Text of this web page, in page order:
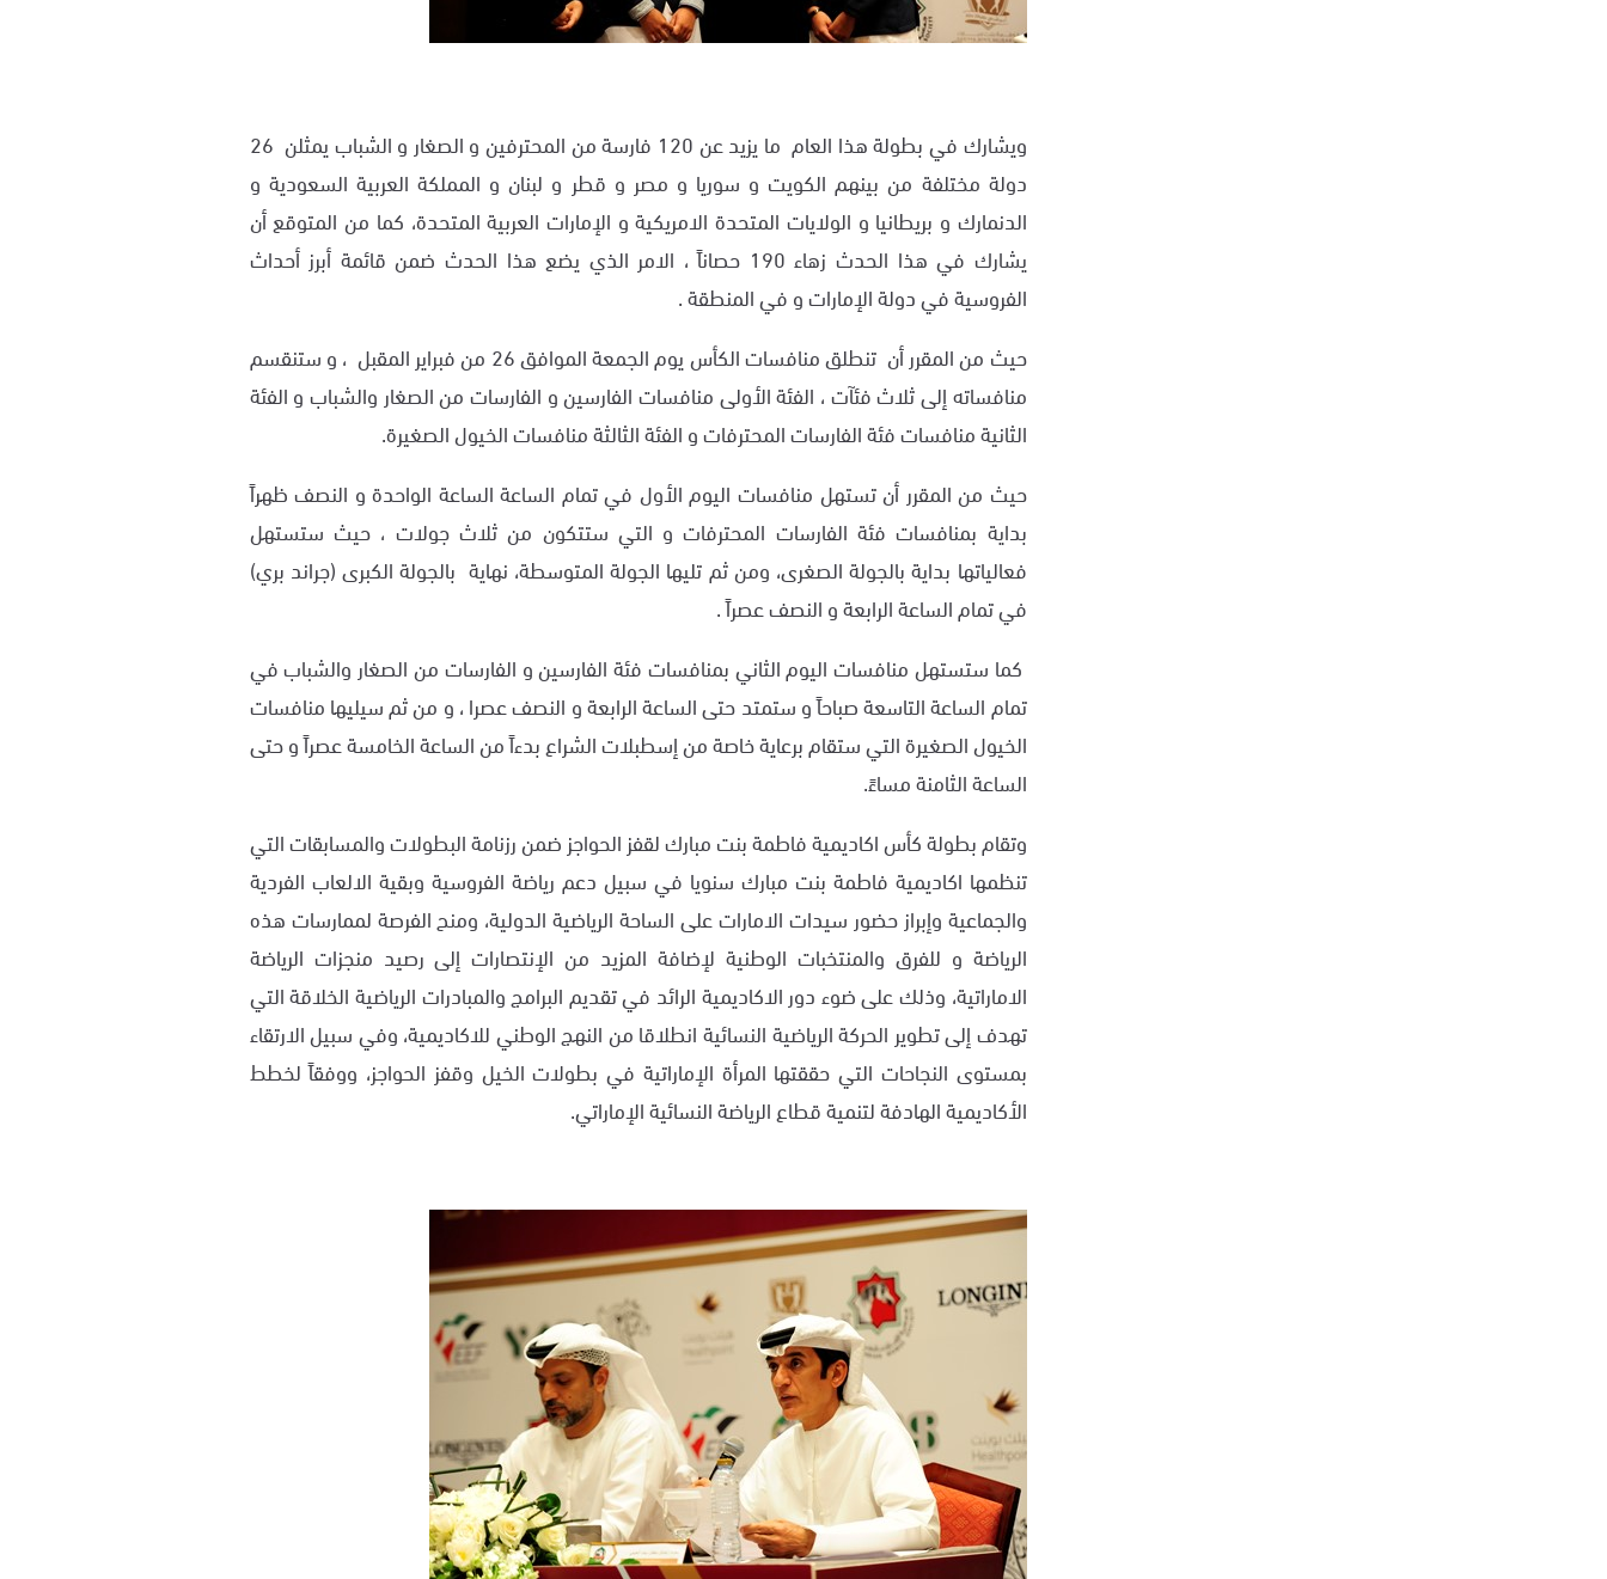
ويشارك في بطولة هذا العام ما يزيد عن 120 فارسة من المحترفين و الصغار و الشباب يمثلن 26
دولة مختلفة من بينهم الكويت و سوريا و مصر و قطر و لبنان و المملكة العربية السعودية و
الدنمارك و بريطانيا و الولايات المتحدة الامريكية و الإمارات العربية المتحدة، كما من المتوقع أن
يشارك في هذا الحدث زهاء 190 حصاناً ، الامر الذي يضع هذا الحدث ضمن قائمة أبرز أحداث
الفروسية في دولة الإمارات و في المنطقة .
حيث من المقرر أن تنطلق منافسات الكأس يوم الجمعة الموافق 26 من فبراير المقبل ، و ستنقسم
منافساته إلى ثلاث فئآت ، الفئة الأولى منافسات الفارسين و الفارسات من الصغار والشباب و الفئة
الثانية منافسات فئة الفارسات المحترفات و الفئة الثالثة منافسات الخيول الصغيرة.
حيث من المقرر أن تستهل منافسات اليوم الأول في تمام الساعة الساعة الواحدة و النصف ظهراً
بداية بمنافسات فئة الفارسات المحترفات و التي ستتكون من ثلاث جولات ، حيث ستستهل
فعالياتها بداية بالجولة الصغرى، ومن ثم تليها الجولة المتوسطة، نهاية بالجولة الكبرى (جراند بري)
في تمام الساعة الرابعة و النصف عصراً .
كما ستستهل منافسات اليوم الثاني بمنافسات فئة الفارسين و الفارسات من الصغار والشباب في
تمام الساعة التاسعة صباحاً و ستمتد حتى الساعة الرابعة و النصف عصرا ، و من ثم سيليها منافسات
الخيول الصغيرة التي ستقام برعاية خاصة من إسطبلات الشراع بدءاً من الساعة الخامسة عصراً و حتى
الساعة الثامنة مساءً.
وتقام بطولة كأس اكاديمية فاطمة بنت مبارك لقفز الحواجز ضمن رزنامة البطولات والمسابقات التي
تنظمها اكاديمية فاطمة بنت مبارك سنويا في سبيل دعم رياضة الفروسية وبقية الالعاب الفردية
والجماعية وإبراز حضور سيدات الامارات على الساحة الرياضية الدولية، ومنح الفرصة لممارسات هذه
الرياضة و للفرق والمنتخبات الوطنية لإضافة المزيد من الإنتصارات إلى رصيد منجزات الرياضة
الاماراتية، وذلك على ضوء دور الاكاديمية الرائد في تقديم البرامج والمبادرات الرياضية الخلاقة التي
تهدف إلى تطوير الحركة الرياضية النسائية انطلاقا من النهج الوطني للاكاديمية، وفي سبيل الارتقاء
بمستوى النجاحات التي حققتها المرأة الإماراتية في بطولات الخيل وقفز الحواجز، ووفقاً لخطط
الأكاديمية الهادفة لتنمية قطاع الرياضة النسائية الإماراتي.